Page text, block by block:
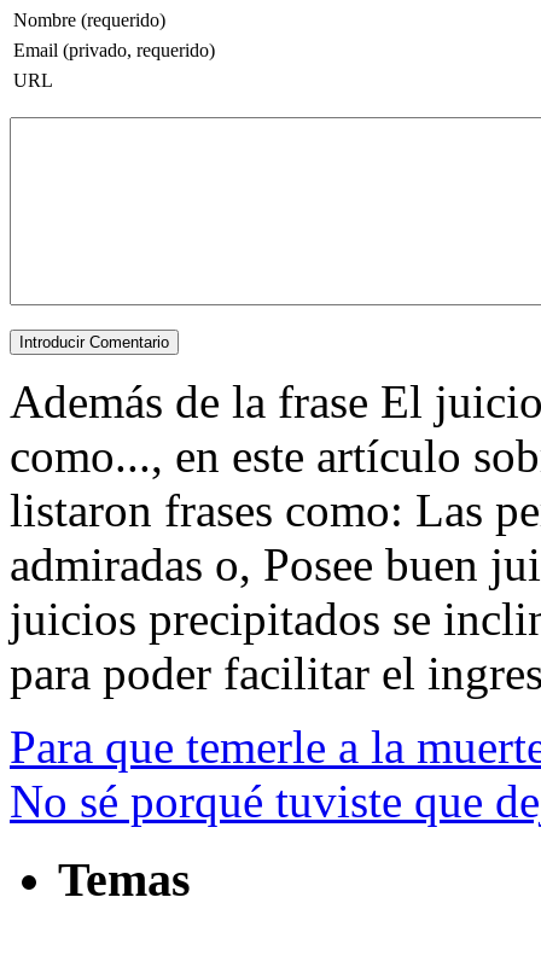
Nombre (requerido)
Email (privado, requerido)
URL
Además de la frase El
como..., en este artículo
listaron frases como: Las
admiradas o, Posee buen
juicios precipitados se
para poder facilitar el
Para que temerle a la
No sé porqué tuviste que
Temas